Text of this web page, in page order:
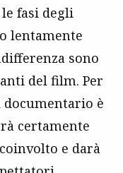
fasi degli
lentamente
sono
del film. Per
documentario è
certamente
e darà